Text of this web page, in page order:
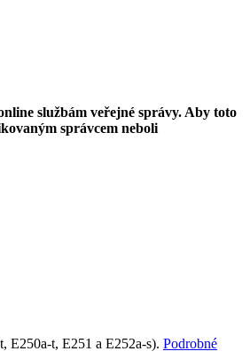
službám veřejné správy. Aby toto
správcem neboli
E250a-t, E251 a E252a-s). Podrobné